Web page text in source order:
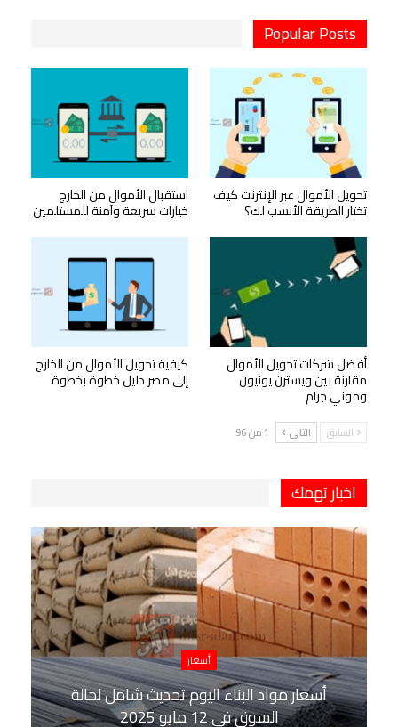
Popular Posts
تحويل الأموال عبر الإنترنت كيف
تختار الطريقة الأنسب لك؟
استقبال الأموال من الخارج
خيارات سريعة وآمنة للمستلمين
أفضل شركات تحويل الأموال
مقارنة بين ويسترن يونيون
وموني جرام
كيفية تحويل الأموال من الخارج
إلى مصر دليل خطوة بخطوة
السابق التالي 1 من 96
اخبار تهمك
أسعار
أسعار مواد البناء اليوم تحديث شامل لحالة
السوق في 12 مايو 2025